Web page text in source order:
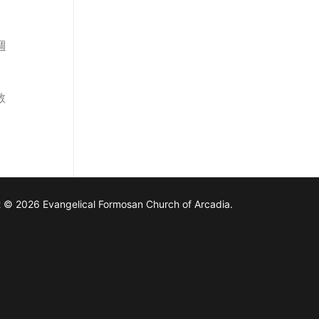
2026 Evangelical Formosan Church of Arcadia.